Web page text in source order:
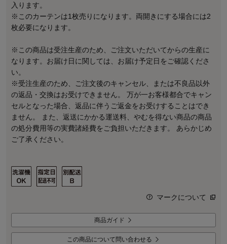
入ります。
※このカーテンは1枚売りになります。両開きにする場合には2
枚必要になります。
※この商品は受注生産のため、ご注文いただいてからの生産に
なります。お届け日に関しては、お届け予定日をご確認くださ
い。
※受注生産のため、ご注文後のキャンセル、または不良品以外
の返品・交換はお受けできません。 万が一お客様都合でキャン
セルとなった場合、返品に伴うご返金をお受けすることはでき
ません。 また、返送にかかる運送料、やむを得ない商品の商品
の処分費用等の実費諸経費をご負担いただきます。 あらかじめ
ご了承ください。
マークについて
商品ガイド
この商品について問い合わせる